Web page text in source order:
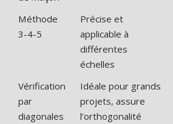
Méthode
3-4-5
Précise et
applicable à
différentes
échelles
Vérification
par
diagonales
Idéale pour grands
projets, assure
l’orthogonalité